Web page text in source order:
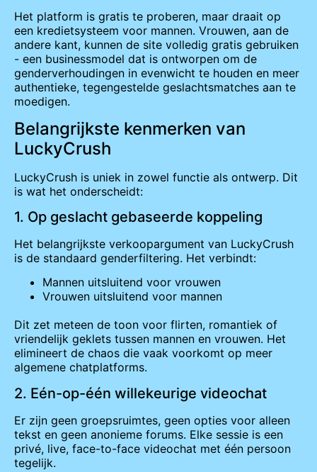
Het platform is gratis te proberen, maar draait op
een kredietsysteem voor mannen. Vrouwen, aan de
andere kant, kunnen de site volledig gratis gebruiken
- een businessmodel dat is ontworpen om de
genderverhoudingen in evenwicht te houden en meer
authentieke, tegengestelde geslachtsmatches aan te
moedigen.
Belangrijkste kenmerken van
LuckyCrush
LuckyCrush is uniek in zowel functie als ontwerp. Dit
is wat het onderscheidt:
1. Op geslacht gebaseerde koppeling
Het belangrijkste verkoopargument van LuckyCrush
is de standaard genderfiltering. Het verbindt:
Mannen uitsluitend voor vrouwen
Vrouwen uitsluitend voor mannen
Dit zet meteen de toon voor flirten, romantiek of
vriendelijk geklets tussen mannen en vrouwen. Het
elimineert de chaos die vaak voorkomt op meer
algemene chatplatforms.
2. Eén-op-één willekeurige videochat
Er zijn geen groepsruimtes, geen opties voor alleen
tekst en geen anonieme forums. Elke sessie is een
privé, live, face-to-face videochat met één persoon
tegelijk.